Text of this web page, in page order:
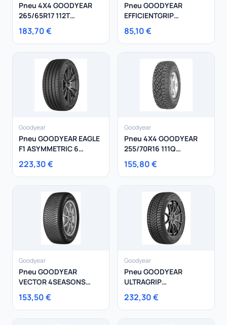
Pneu 4X4 GOODYEAR
265/65R17 112T
Wrangler AT Adventure
183,70 €
Pneu GOODYEAR
EFFICIENTGRIP
PERFORMANCE 2
185/65R15 88H
85,10 €
Goodyear
Pneu GOODYEAR EAGLE
F1 ASYMMETRIC 6
235/35R19 91Y
223,30 €
Goodyear
Pneu 4X4 GOODYEAR
255/70R16 111Q
Wrangler Duratrac
155,80 €
Goodyear
Pneu GOODYEAR
VECTOR 4SEASONS
GEN-3 225/55R16 99W
153,50 €
Goodyear
Pneu GOODYEAR
ULTRAGRIP
PERFORMANCE + SUV
275/50R20 113V
232,30 €